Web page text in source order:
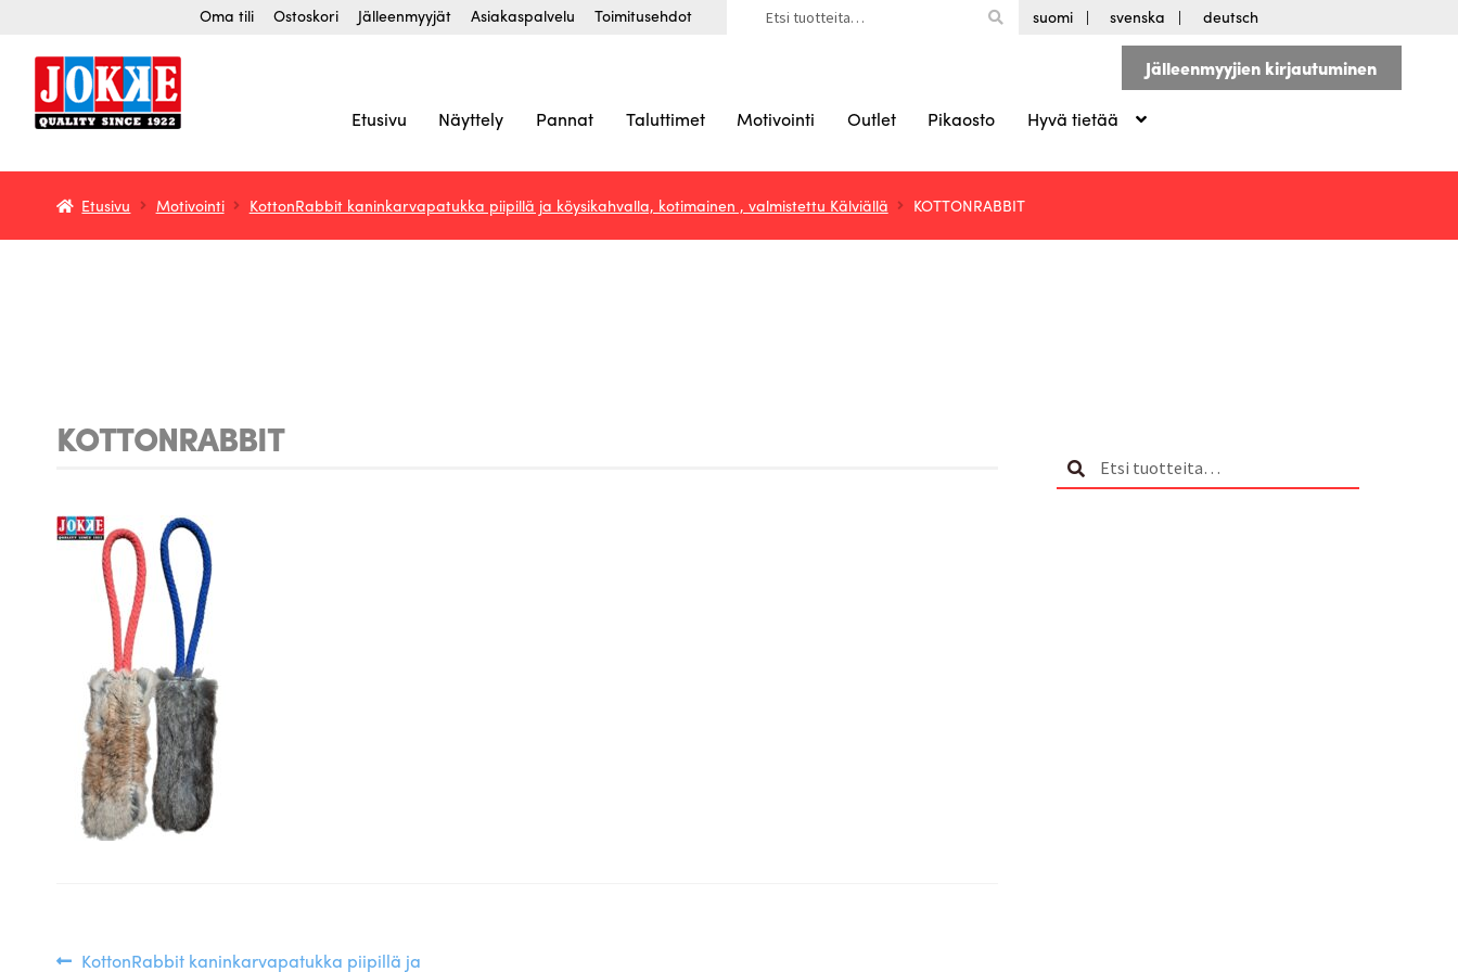
Oma tili Ostoskori Jälleenmyyjät Asiakaspalvelu Toimitusehdot suomi svenska deutsch
Etusivu Näyttely Pannat Taluttimet Motivointi Outlet Pikaosto Hyvä tietää
Jälleenmyyjien kirjautuminen
Etusivu Motivointi KottonRabbit kaninkarvapatukka piipillä ja köysikahvalla, kotimainen , valmistettu Kälviällä KOTTONRABBIT
KOTTONRABBIT
Edellinen
KottonRabbit kaninkarvapatukka piipillä ja
Etsi:
Haku